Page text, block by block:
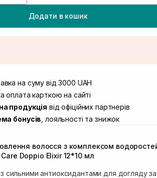
Додати в кошик
вул. Винниченка 4
вул. Академіка Підстригача, 1В
вул. Івана Франка 36
вул. Степана Бандери 45
вул. Кулика і Гудачека 23 (ТЦ Екватор)
на суму від 3000 UAH
оплата карткою на сайті
продукція від офіційних партнерів
бонусів , лояльності та знижок
волосся з комплексом
Doppio Elixir 12*10 мл
сильними антиоксидантами для догляду за